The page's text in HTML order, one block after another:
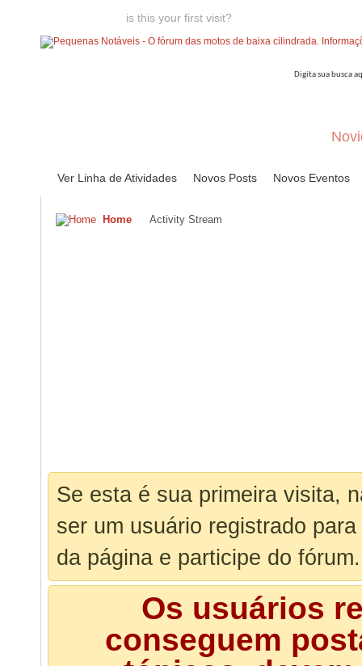
is this your first visit?
Ver Linha de Atividades Novos Posts Novos Eventos
Home Activity Stream
Se esta é sua primeira visita,
ser um usuário registrado
da página e participe do fórum.
Os usuários
conseguem